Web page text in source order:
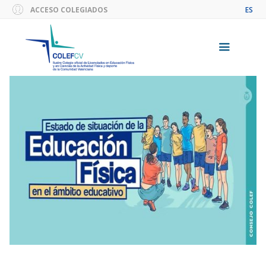
Saltar
contenido
ACCESO COLEGIADOS ES